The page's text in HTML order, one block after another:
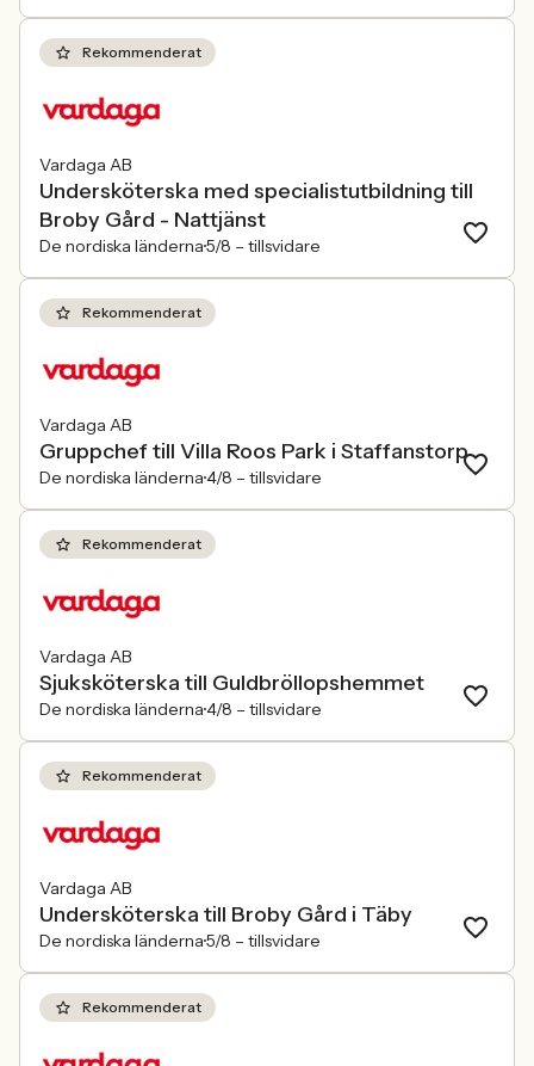
Rekommenderat
Vardaga AB
Undersköterska med specialistutbildning till
Broby Gård - Nattjänst
De nordiska länderna5/8 – tillsvidare
Rekommenderat
Vardaga AB
Gruppchef till Villa Roos Park i Staffanstorp
De nordiska länderna4/8 – tillsvidare
Rekommenderat
Vardaga AB
Sjuksköterska till Guldbröllopshemmet
De nordiska länderna4/8 – tillsvidare
Rekommenderat
Vardaga AB
Undersköterska till Broby Gård i Täby
De nordiska länderna5/8 – tillsvidare
Rekommenderat